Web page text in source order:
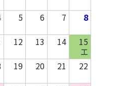
5 6 7
8
12 13 14 15
工
19 20 21
22